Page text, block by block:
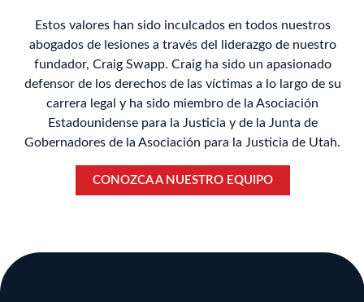
Estos valores han sido inculcados en todos nuestros
abogados de lesiones a través del liderazgo de nuestro
fundador, Craig Swapp. Craig ha sido un apasionado
defensor de los derechos de las víctimas a lo largo de su
carrera legal y ha sido miembro de la Asociación
Estadounidense para la Justicia y de la Junta de
Gobernadores de la Asociación para la Justicia de Utah.
CONOZCA A NUESTRO EQUIPO